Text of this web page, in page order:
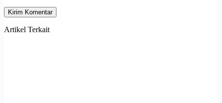
Kirim Komentar
Artikel Terkait